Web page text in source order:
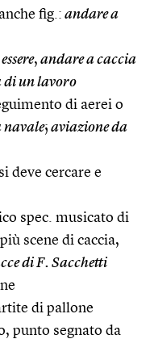
fig.: andare a
essere, andare a caccia
di un lavoro
di aerei o
navale; aviazione da
deve cercare e
spec. musicato di
scene di caccia,
di F. Sacchetti
di pallone
punto segnato da